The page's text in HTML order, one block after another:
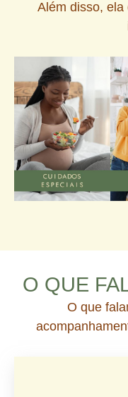
Além disso, ela
O QUE
O que